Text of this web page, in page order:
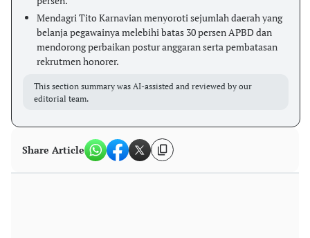
Mendagri Tito Karnavian menyoroti sejumlah daerah yang
belanja pegawainya melebihi batas 30 persen APBD dan
mendorong perbaikan postur anggaran serta pembatasan
rekrutmen honorer.
This section summary was AI-assisted and reviewed by our
editorial team.
Share Article